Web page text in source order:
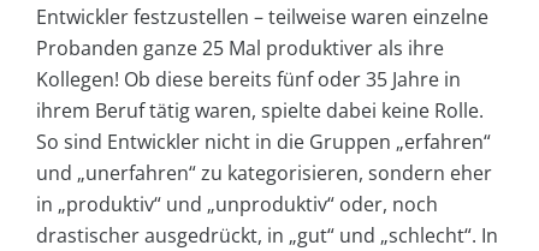
Entwickler festzustellen – teilweise waren einzelne
Probanden ganze 25 Mal produktiver als ihre
Kollegen! Ob diese bereits fünf oder 35 Jahre in
ihrem Beruf tätig waren, spielte dabei keine Rolle.
So sind Entwickler nicht in die Gruppen „erfahren“
und „unerfahren“ zu kategorisieren, sondern eher
in „produktiv“ und „unproduktiv“ oder, noch
drastischer ausgedrückt, in „gut“ und „schlecht“. In